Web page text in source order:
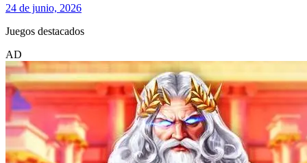
24 de junio, 2026
Juegos destacados
AD